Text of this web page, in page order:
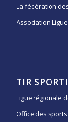
La fédération
Association
TIR
Ligue régionale
Office des sports